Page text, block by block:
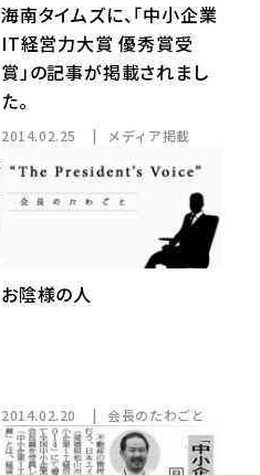
海南タイムズに、「中小企業
IT経営力大賞 優秀賞受
賞」の記事が掲載されまし
た。
2014.02.25 メディア掲載
お陰様の人
2014.02.20 会長のたわごと